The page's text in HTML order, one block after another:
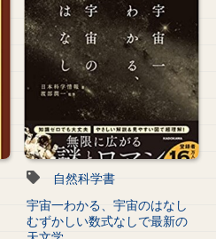
自然科学書
宇宙一わかる、宇宙のはなし
むずかしい数式なしで最新の